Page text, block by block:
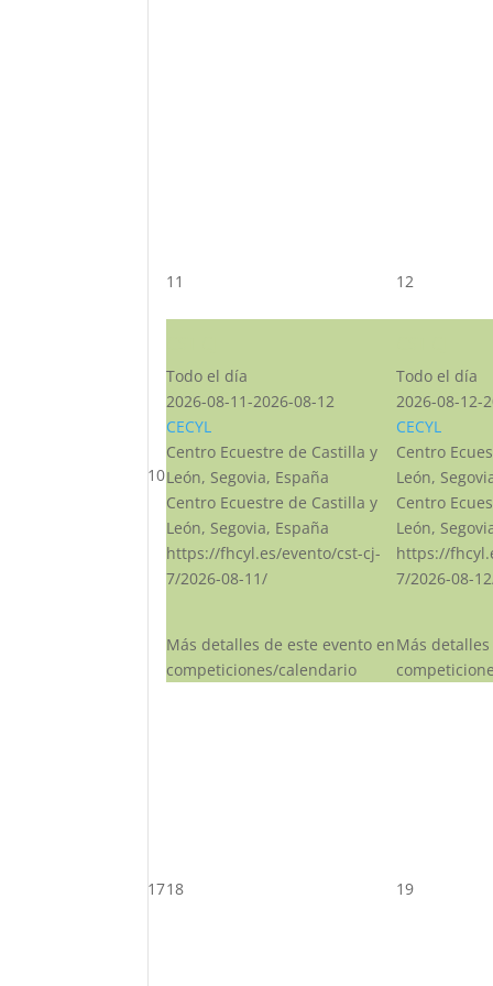
10
11
Todo el día
2026-08-11-2026-08-12
CECYL
Centro Ecuestre de Castilla y
León, Segovia, España
Centro Ecuestre de Castilla y
León, Segovia, España
https://fhcyl.es/evento/cst-cj-
7/2026-08-11/
Más detalles de este evento en
competiciones/calendario
12
Todo el día
2026-08-12-
CECYL
Centro
León,
Centro
León,
https://
7/2026-08-
Más
1718 19